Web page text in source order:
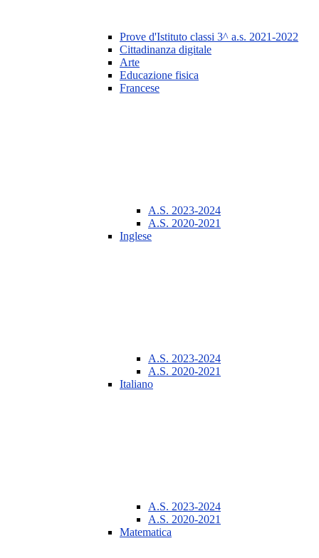
Prove d'Istituto classi 3^ a.s. 2021-2022
Cittadinanza digitale
Arte
Educazione fisica
Francese
A.S. 2023-2024
A.S. 2020-2021
Inglese
A.S. 2023-2024
A.S. 2020-2021
Italiano
A.S. 2023-2024
A.S. 2020-2021
Matematica